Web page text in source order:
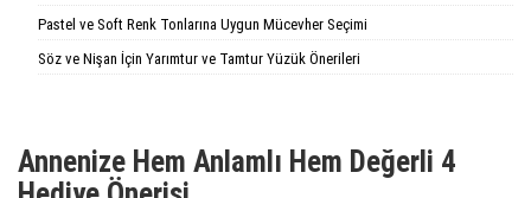
Pastel ve Soft Renk Tonlarına Uygun Mücevher Seçimi
Söz ve Nişan İçin Yarımtur ve Tamtur Yüzük Önerileri
Annenize Hem Anlamlı Hem Değerli 4